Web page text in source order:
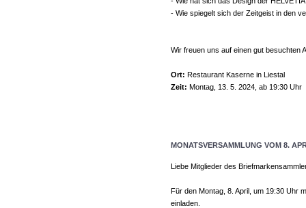
- Wie spiegelt sich der Zeitgeist in den
Wir freuen uns auf einen gut besuchten
Ort: Restaurant Kaserne in Liestal
Zeit: Montag, 13. 5. 2024, ab 19:30 Uhr
MONATSVERSAMMLUNG VOM 8.
Liebe Mitglieder des
Für den Montag, 8. April, um 19:30 Uhr
einladen.